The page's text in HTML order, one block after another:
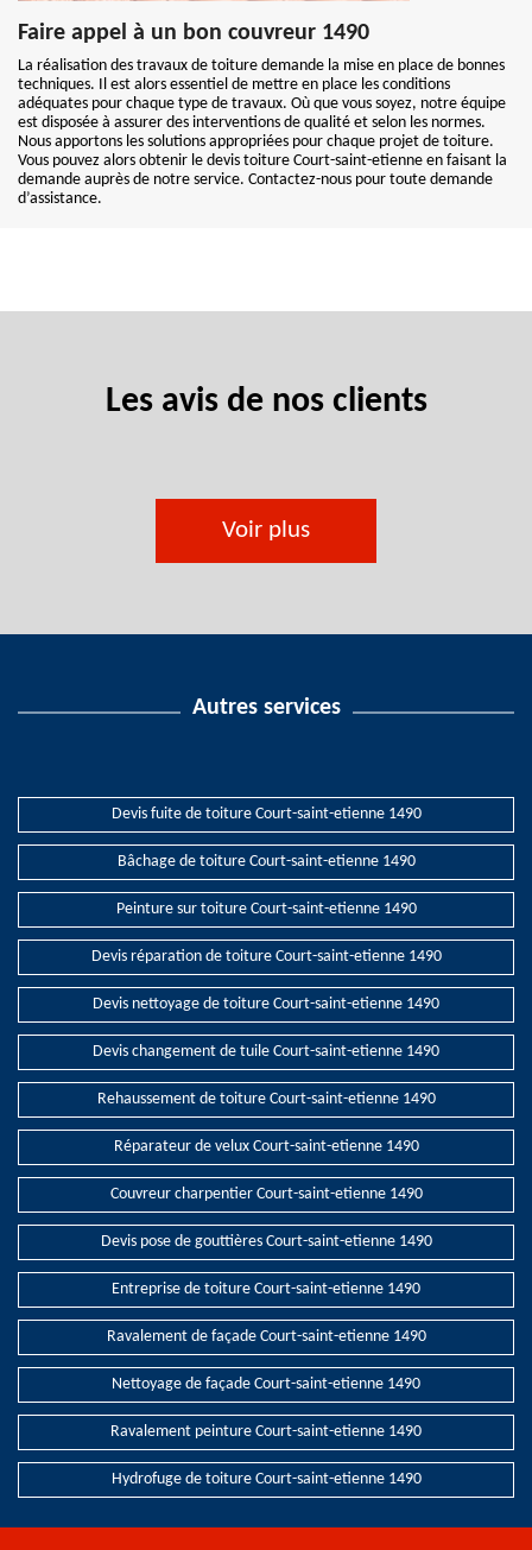
Faire appel à un bon couvreur 1490
La réalisation des travaux de toiture demande la mise en place de bonnes
techniques. Il est alors essentiel de mettre en place les conditions
adéquates pour chaque type de travaux. Où que vous soyez, notre équipe
est disposée à assurer des interventions de qualité et selon les normes.
Nous apportons les solutions appropriées pour chaque projet de toiture.
Vous pouvez alors obtenir le devis toiture Court-saint-etienne en faisant la
demande auprès de notre service. Contactez-nous pour toute demande
d’assistance.
Les avis de nos clients
Voir plus
Autres services
Devis fuite de toiture Court-saint-etienne 1490
Bâchage de toiture Court-saint-etienne 1490
Peinture sur toiture Court-saint-etienne 1490
Devis réparation de toiture Court-saint-etienne 1490
Devis nettoyage de toiture Court-saint-etienne 1490
Devis changement de tuile Court-saint-etienne 1490
Rehaussement de toiture Court-saint-etienne 1490
Réparateur de velux Court-saint-etienne 1490
Couvreur charpentier Court-saint-etienne 1490
Devis pose de gouttières Court-saint-etienne 1490
Entreprise de toiture Court-saint-etienne 1490
Ravalement de façade Court-saint-etienne 1490
Nettoyage de façade Court-saint-etienne 1490
Ravalement peinture Court-saint-etienne 1490
Hydrofuge de toiture Court-saint-etienne 1490